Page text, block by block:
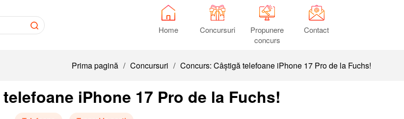
Home Concursuri
Propunere
concurs
Contact
Prima pagină / Concursuri / Concurs: Câștigă telefoane iPhone 17 Pro de la Fuchs!
iPhone 17 Pro de la Fuchs!